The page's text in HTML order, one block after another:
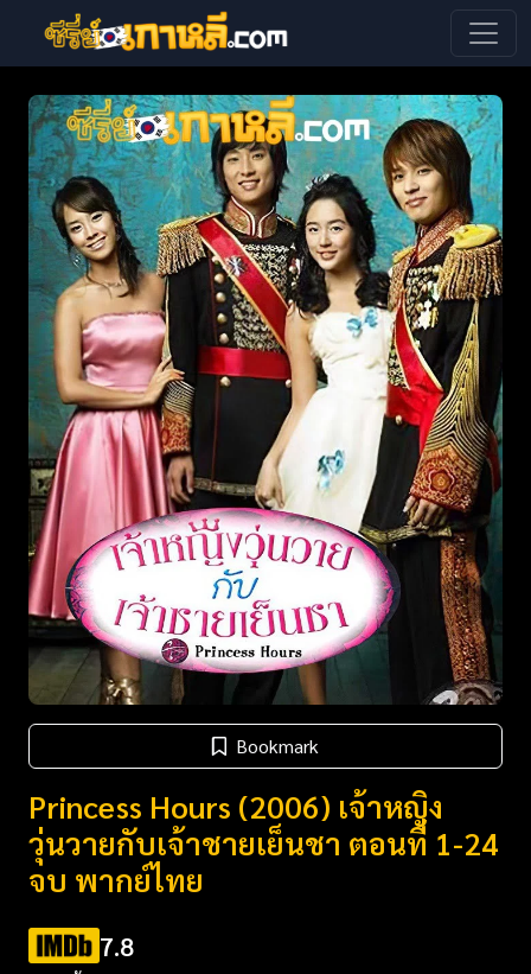
Bookmark
Princess Hours (2006) เจ้าหญิง
วุ่นวายกับเจ้าชายเย็นชา ตอนที่ 1-24
จบ พากย์ไทย
7.8